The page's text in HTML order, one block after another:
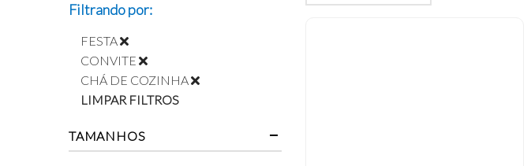
Filtrando por:
FESTA
CONVITE
CHÁ DE COZINHA
LIMPAR FILTROS
TAMANHOS